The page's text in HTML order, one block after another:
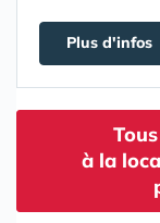
Plus d'infos
à la